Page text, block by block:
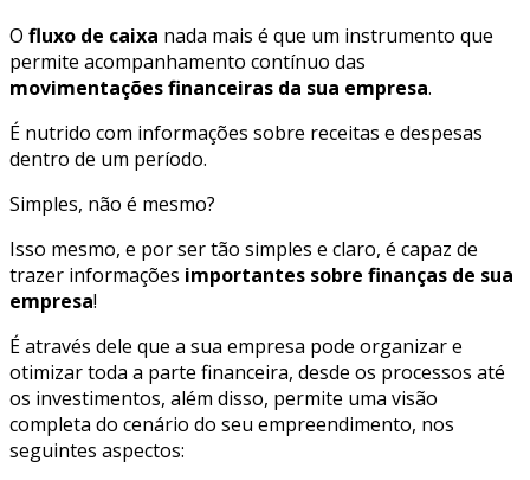
O fluxo de caixa nada mais é que um instrumento que
permite acompanhamento contínuo das
movimentações financeiras da sua empresa.
É nutrido com informações sobre receitas e despesas
dentro de um período.
Simples, não é mesmo?
Isso mesmo, e por ser tão simples e claro, é capaz de
trazer informações importantes sobre finanças de sua
empresa!
É através dele que a sua empresa pode organizar e
otimizar toda a parte financeira, desde os processos até
os investimentos, além disso, permite uma visão
completa do cenário do seu empreendimento, nos
seguintes aspectos: